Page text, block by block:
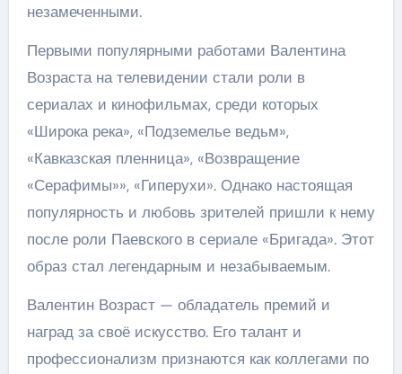
незамеченными.
Первыми популярными работами Валентина
Возраста на телевидении стали роли в
сериалах и кинофильмах, среди которых
«Широка река», «Подземелье ведьм»,
«Кавказская пленница», «Возвращение
«Серафимы»», «Гиперухи». Однако настоящая
популярность и любовь зрителей пришли к нему
после роли Паевского в сериале «Бригада». Этот
образ стал легендарным и незабываемым.
Валентин Возраст — обладатель премий и
наград за своё искусство. Его талант и
профессионализм признаются как коллегами по